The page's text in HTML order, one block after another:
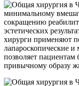
минимальному
сокращению
эстетических
хирурги применяют
лапароскопические
позволяет пациентам
привычному образу